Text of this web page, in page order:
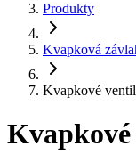
Produkty
Kvapková
Kvapkové